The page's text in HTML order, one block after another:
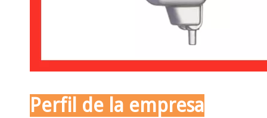
Perfil de la empresa